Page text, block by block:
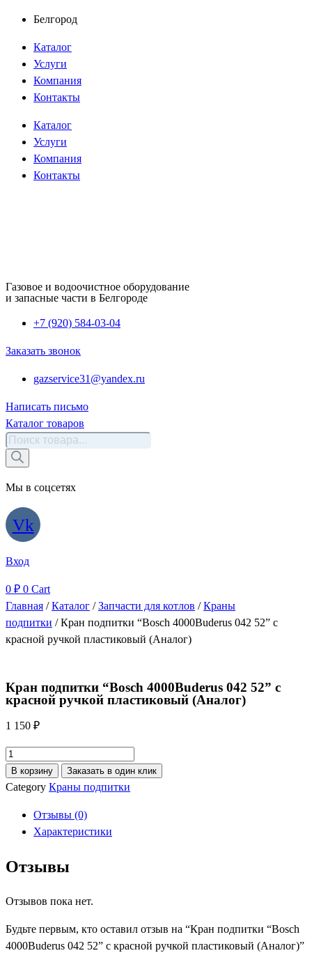
Перейти
содержимому
Белгород
Каталог
Услуги
Компания
Контакты
Каталог
Услуги
Компания
Контакты
Газовое и водоочистное оборудование
и запасные части в Белгороде
+7 (920) 584-03-04
Заказать звонок
gazservice31@yandex.ru
Написать письмо
Каталог товаров
Поиск
товаров
Мы в соцсетях
Vk
Вход
0 ₽ 0 Cart
Главная /Каталог /Запчасти для котлов /Краны
подпитки / Кран подпитки “Bosch 4000Buderus 042 52” с
красной ручкой пластиковый (Аналог)
Кран подпитки “Bosch 4000Buderus 042 52” с
красной ручкой пластиковый (Аналог)
1 150 ₽
Количество
товара
Кран
"Bosch
4000Buderus
52"
красной
пластиковый
В корзину Заказать в один клик
Category Краны подпитки
Отзывы (0)
Характеристики
Отзывы
Отзывов пока нет.
Будьте первым, кто оставил отзыв на “Кран подпитки “Bosch
4000Buderus 042 52” с красной ручкой пластиковый (Аналог)”